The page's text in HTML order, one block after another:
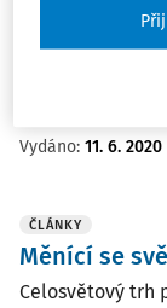
o rozsáhlý
vyplývá, že
Vydáno: 11. 6. 2020
ČLÁNKY
Měnící se
Celosvětový trh